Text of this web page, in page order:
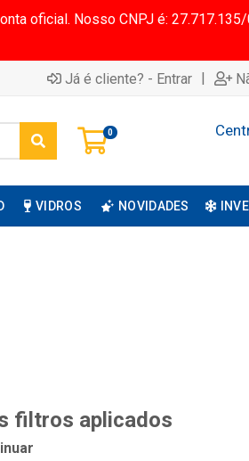
oficial. Nosso CNPJ é:
Já é cliente? - Entrar |
0
VIDROS NOVIDADES
filtros aplicados